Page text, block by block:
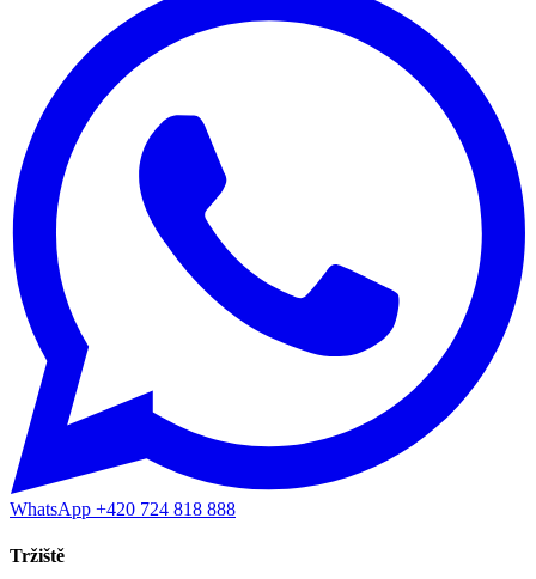
WhatsApp +420 724 818 888
Tržiště